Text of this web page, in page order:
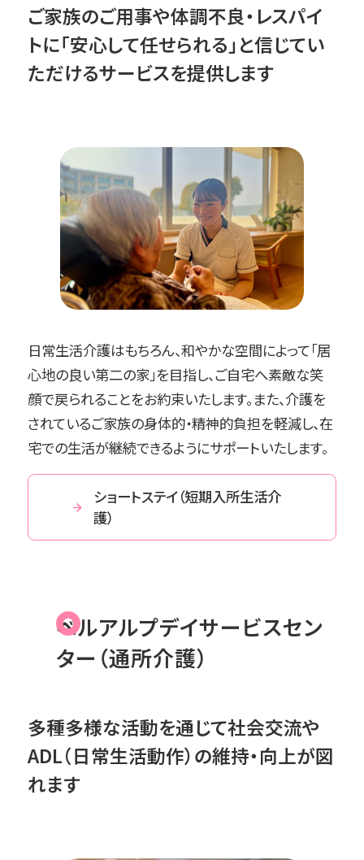
ご家族のご用事や体調不良・レスパイ
トに「安心して任せられる」と信じてい
ただけるサービスを提供します
日常生活介護はもちろん、和やかな空間によって「居
心地の良い第二の家」を目指し、ご自宅へ素敵な笑
顔で戻られることをお約束いたします。また、介護を
されているご家族の身体的・精神的負担を軽減し、在
宅での生活が継続できるようにサポートいたします。
ショートステイ（短期入所生活介
護）
ベルアルプデイサービスセン
ター（通所介護）
多種多様な活動を通じて社会交流や
ADL（日常生活動作）の維持・向上が図
れます